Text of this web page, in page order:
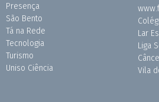
Presença
São Bento
Tá na Rede
Tecnologia
Turismo
Uniso Ciência
Lar
Liga
Vila